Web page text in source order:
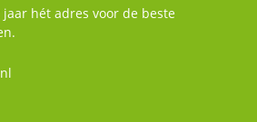
jaar hét adres voor de beste